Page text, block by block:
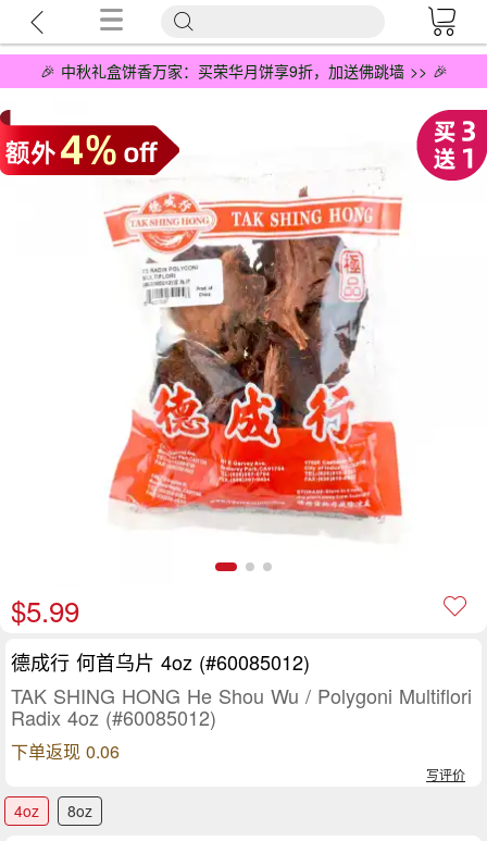
🎉 中秋礼盒饼香万家：买荣华月饼享9折，加送佛跳墙 >> 🎉
$5.99
德成行 何首乌片 4oz (#60085012)
TAK SHING HONG He Shou Wu / Polygoni Multiflori
Radix 4oz (#60085012)
下单返现 0.06
写评价
4oz 8oz